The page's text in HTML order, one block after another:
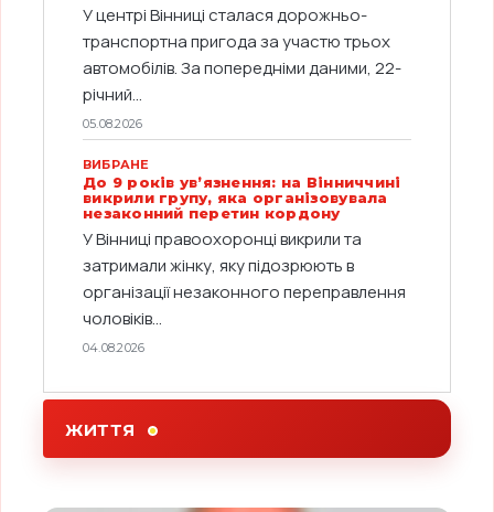
У центрі Вінниці сталася дорожньо-
транспортна пригода за участю трьох
автомобілів. За попередніми даними, 22-
річний...
05.08.2026
ВИБРАНЕ
До 9 років ув’язнення: на Вінниччині
викрили групу, яка організовувала
незаконний перетин кордону
У Вінниці правоохоронці викрили та
затримали жінку, яку підозрюють в
організації незаконного переправлення
чоловіків...
04.08.2026
ЖИТТЯ